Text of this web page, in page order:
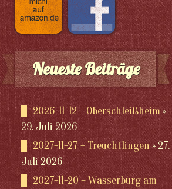
Neueste Beiträge
2026-11-12 – Oberschleißheim
29. Juli 2026
2027-11-27 – Treuchtlingen
27.
Juli 2026
2027-11-20 – Wasserburg am